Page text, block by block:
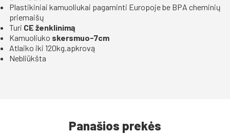
Plastikiniai kamuoliukai pagaminti Europoje be BPA cheminių
priemaišų
Turi CE ženklinimą
Kamuoliuko skersmuo-7cm
Atlaiko iki 120kg.apkrovą
Nebliūkšta
Panašios prekės